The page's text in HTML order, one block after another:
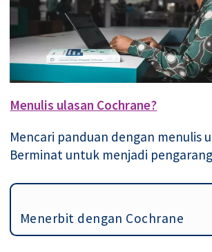
Menulis ulasan Cochrane?
Mencari panduan dengan menulis
Berminat untuk menjadi
Menerbit dengan Cochrane